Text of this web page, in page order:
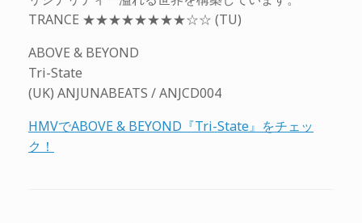
TRANCE ★★★★★★★★☆☆ (TU)
ABOVE & BEYOND
Tri-State
(UK) ANJUNABEATS / ANJCD004
HMVでABOVE & BEYOND『Tri-State』をチェッ
ク！